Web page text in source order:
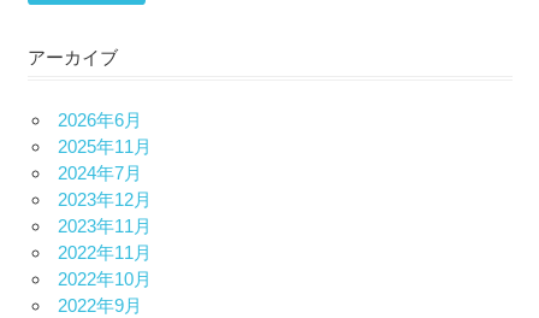
アーカイブ
2026年6月
2025年11月
2024年7月
2023年12月
2023年11月
2022年11月
2022年10月
2022年9月